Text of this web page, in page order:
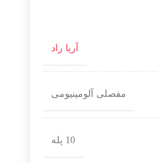
آریا راد
مفصلی آلومینیومی
10 پله